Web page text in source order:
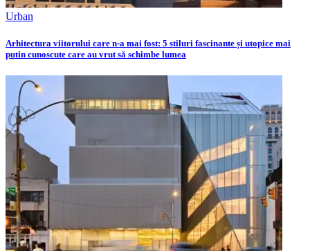
Urban
Arhitectura viitorului care n-a mai fost: 5 stiluri fascinante și utopice mai
putin cunoscute care au vrut să schimbe lumea